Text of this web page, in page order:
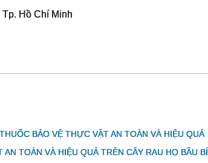
Hồ Chí Minh
BẢO VỆ THỰC VẬT AN TOÀN VÀ HIỆU QUẢ
TOÀN VÀ HIỆU QUẢ TRÊN CÂY RAU HỌ BẦU